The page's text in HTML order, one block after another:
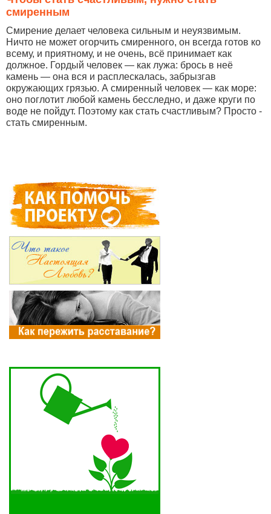
смиренным
Смирение делает человека сильным и неуязвимым.
Ничто не может огорчить смиренного, он всегда готов ко
всему, и приятному, и не очень, всё принимает как
должное. Гордый человек — как лужа: брось в неё
камень — она вся и расплескалась, забрызгав
окружающих грязью. А смиренный человек — как море:
оно поглотит любой камень бесследно, и даже круги по
воде не пойдут. Поэтому как стать счастливым? Просто -
стать смиренным.